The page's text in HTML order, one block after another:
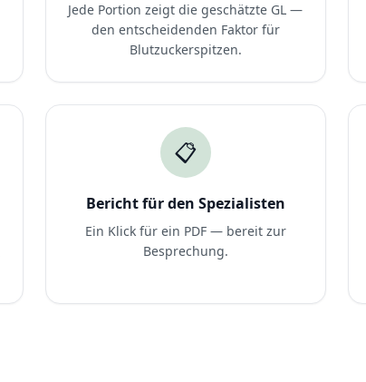
Jede Portion zeigt die geschätzte GL —
den entscheidenden Faktor für
Blutzuckerspitzen.
📋
Bericht für den Spezialisten
Ein Klick für ein PDF — bereit zur
Besprechung.